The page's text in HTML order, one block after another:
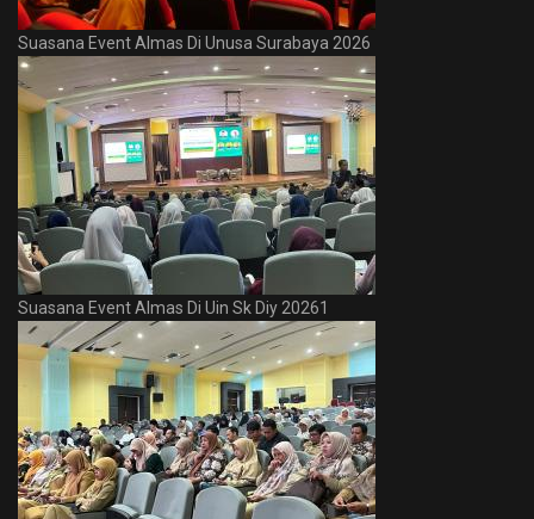
Suasana Event Almas Di Unusa Surabaya 2026
Suasana Event Almas Di Uin Sk Diy 20261